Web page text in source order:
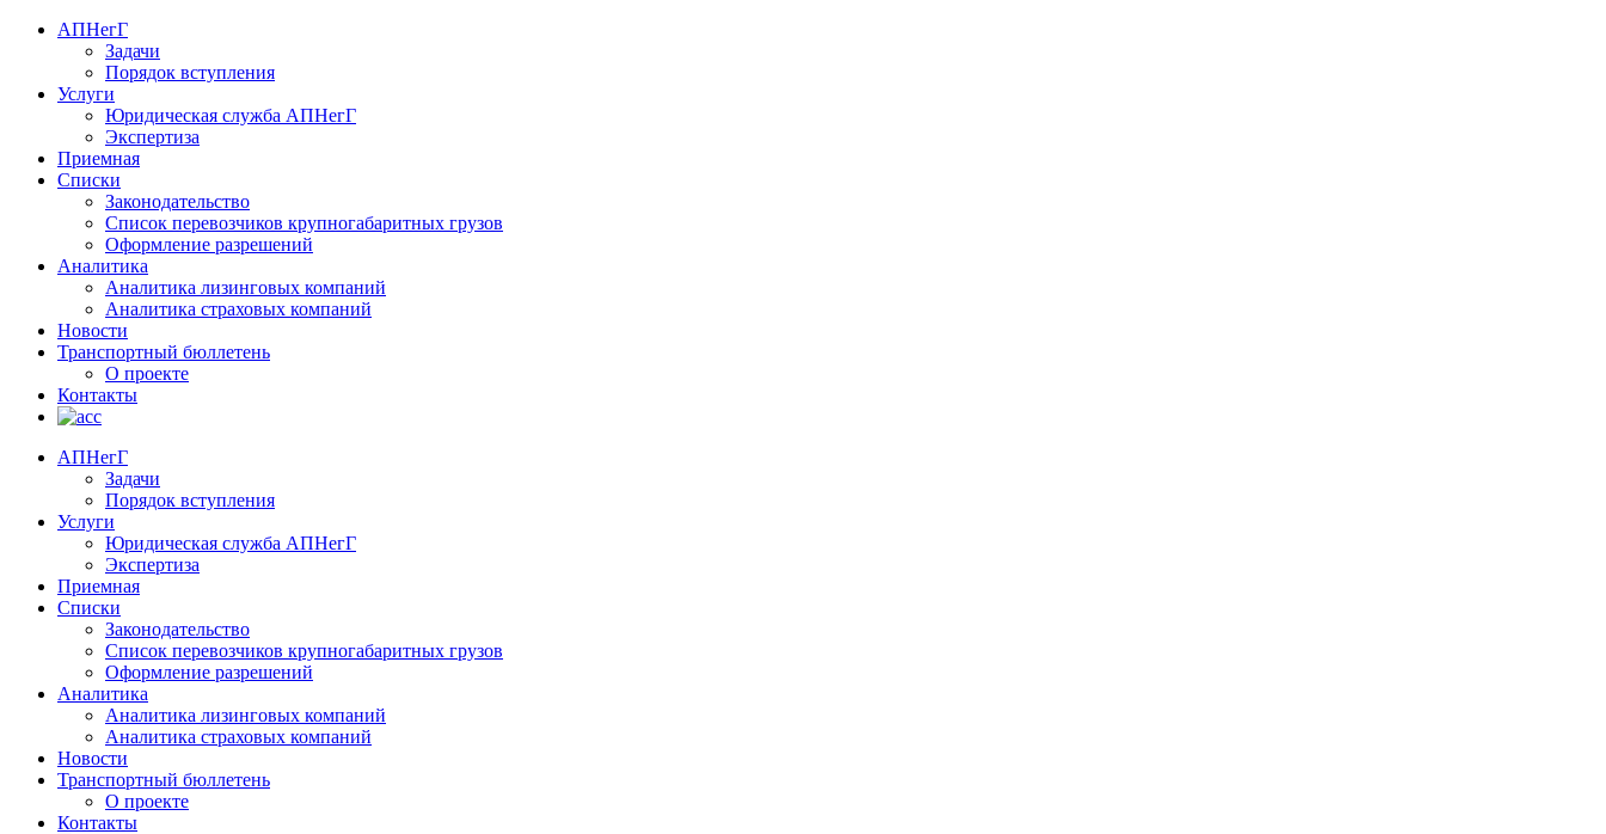
АПНегГ
Задачи
Порядок вступления
Услуги
Юридическая служба АПНегГ
Экспертиза
Приемная
Списки
Законодательство
Список перевозчиков крупногабаритных грузов
Оформление разрешений
Аналитика
Аналитика лизинговых компаний
Aналитика страховых компаний
Новости
Транспортный бюллетень
О проекте
Контакты
АПНегГ
Задачи
Порядок вступления
Услуги
Юридическая служба АПНегГ
Экспертиза
Приемная
Списки
Законодательство
Список перевозчиков крупногабаритных грузов
Оформление разрешений
Аналитика
Аналитика лизинговых компаний
Aналитика страховых компаний
Новости
Транспортный бюллетень
О проекте
Контакты